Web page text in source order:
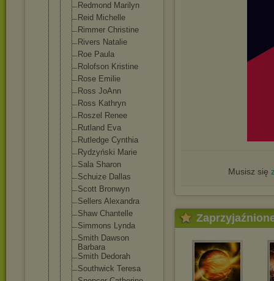
Redmond Marilyn
Reid Michelle
Rimmer Christine
Rivers Natalie
Roe Paula
Rolofson Kristine
Rose Emilie
Ross JoAnn
Ross Kathryn
Roszel Renee
Rutland Eva
Rutledge Cynthia
Rydzyński Marie
Sala Sharon
Schuize Dallas
Scott Bronwyn
Sellers Alexandra
Shaw Chantelle
Simmons Lynda
Smith Dawson
Barbara
Smith Dedorah
Southwick Teresa
Musisz się